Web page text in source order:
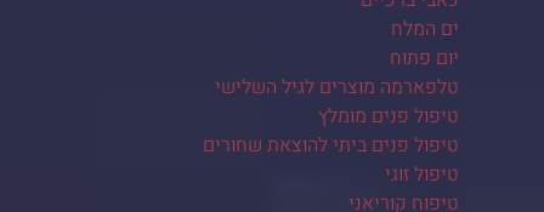
ים המלח
יום פתוח
טלפארמה מוצרים לגיל השלישי
טיפול פנים מומלץ
טיפול פנים ביתי להוצאת שחורים
טיפול זוגי
טיפוח קוריאני